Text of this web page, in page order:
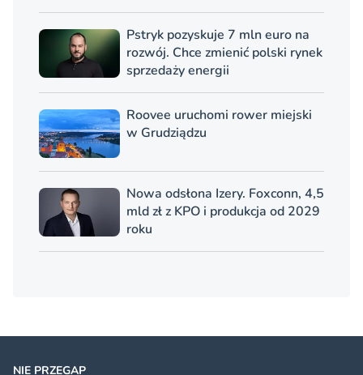
Pstryk pozyskuje 7 mln euro na
rozwój. Chce zmienić polski rynek
sprzedaży energii
Roovee uruchomi rower miejski
w Grudziądzu
Nowa odsłona Izery. Foxconn, 4,5
mld zł z KPO i produkcja od 2029
roku
NIE PRZEGAP